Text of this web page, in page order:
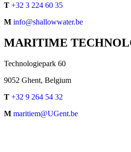
T +32 3 224 60 35
M info@shallowwater.be
MARITIME
Technologiepark 60
9052 Ghent, Belgium
T +32 9 264 54 32
M maritiem@UGent.be